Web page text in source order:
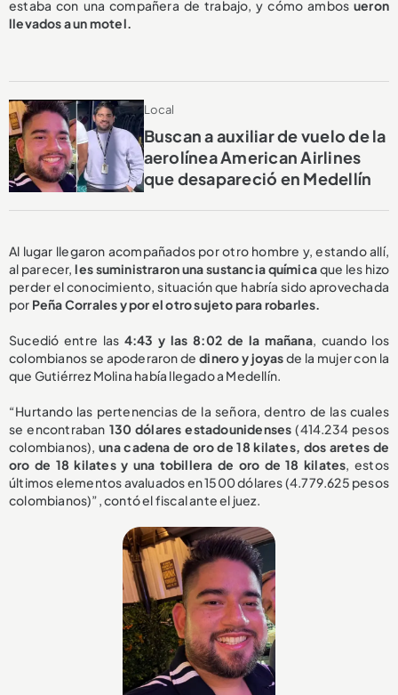
estaba con una compañera de trabajo, y cómo ambos ueron
llevados a un motel.
Local
Buscan a auxiliar de vuelo de la
aerolínea American Airlines
que desapareció en Medellín
Al lugar llegaron acompañados por otro hombre y, estando allí,
al parecer,les suministraron una sustancia químicaque les hizo
perder el conocimiento, situación que habría sido aprovechada
por Peña Corrales y por el otro sujeto para robarles.
Sucedió entre las 4:43 y las 8:02 de la mañana, cuando los
colombianos se apoderaron dedinero y joyasde la mujer con la
que Gutiérrez Molina había llegado a Medellín.
“Hurtando las pertenencias de la señora, dentro de las cuales
se encontraban 130 dólares estadounidenses (414.234 pesos
colombianos),una cadena de oro de 18 kilates, dos aretes de
oro de 18 kilates y una tobillera de oro de 18 kilates, estos
últimos elementos avaluados en 1500 dólares (4.779.625 pesos
colombianos)”, contó el fiscal ante el juez.